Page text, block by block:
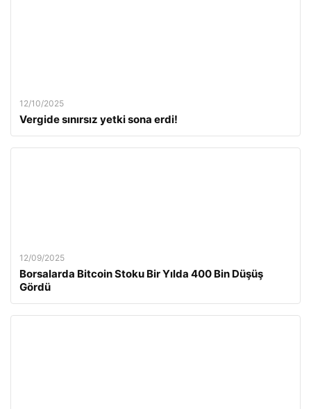
12/10/2025
Vergide sınırsız yetki sona erdi!
12/09/2025
Borsalarda Bitcoin Stoku Bir Yılda 400 Bin Düşüş
Gördü